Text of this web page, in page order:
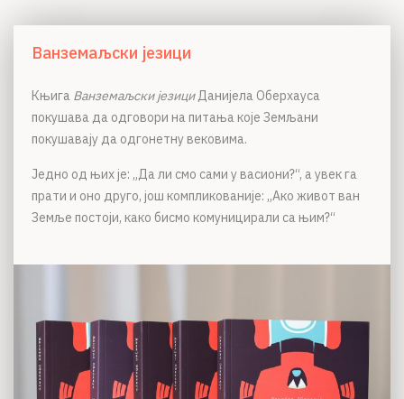
Ванземаљски језици
Књига Ванземаљски језициДанијела Оберхауса
покушава да одговори на питања које Земљани
покушавају да одгонетну вековима.
Једно од њих је: „Да ли смо сами у васиони?“, а увек га
прати и оно друго, још компликованије: „Ако живот ван
Земље постоји, како бисмо комуницирали са њим?“